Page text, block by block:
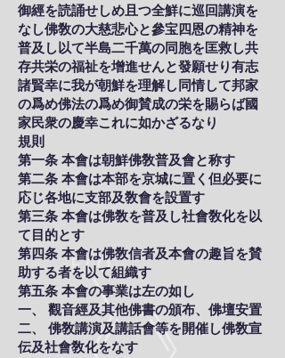
御經を読誦せしめ且つ全鮮に巡回講演を
なし佛敎の大慈悲心と參宝四恩の精神を
普及し以て半島二千萬の同胞を匡救し共
存共栄の福祉を增進せんと發願せり有志
諸賢幸に我が朝鮮を理解し同情して邦家
の爲め佛法の爲め御賛成の栄を賜らば國
家民衆の慶幸これに如かざるなり
規則
第一条 本會は朝鮮佛敎普及會と称す
第二条 本會は本部を京城に置く但必要に
応じ各地に支部及敎會を設置す
第三条 本會は佛敎を普及し社會敎化を以
て目的とす
第四条 本會は佛敎信者及本會の趣旨を賛
助する者を以て組織す
第五条 本會の事業は左の如し
一、 觀音經及其他佛書の頒布、佛壇安置
二、 佛敎講演及講話會等を開催し佛敎宣
伝及社會敎化をなす